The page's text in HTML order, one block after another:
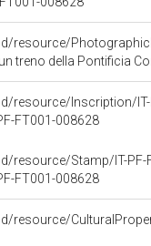
resource/
di Assistenza con i reduci
resource/Inscription/IT-
FT001-008628
resource/Stamp/IT-PF-
FT001-008628
resource/